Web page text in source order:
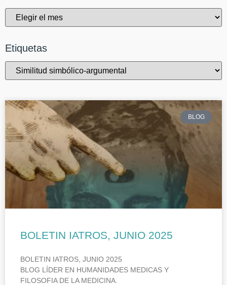
Etiquetas
BLOG
BOLETIN IATROS, JUNIO 2025
BOLETIN IATROS, JUNIO 2025
BLOG LÍDER EN HUMANIDADES MEDICAS Y
FILOSOFIA DE LA MEDICINA.